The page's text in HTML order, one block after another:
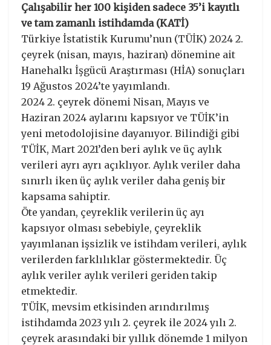
Çalışabilir her 100 kişiden sadece 35’i kayıtlı
ve tam zamanlı istihdamda (KATİ)
Türkiye İstatistik Kurumu’nun (TÜİK) 2024 2.
çeyrek (nisan, mayıs, haziran) dönemine ait
Hanehalkı İşgücü Araştırması (HİA) sonuçları
19 Ağustos 2024’te yayımlandı.
2024 2. çeyrek dönemi Nisan, Mayıs ve
Haziran 2024 aylarını kapsıyor ve TÜİK’in
yeni metodolojisine dayanıyor. Bilindiği gibi
TÜİK, Mart 2021’den beri aylık ve üç aylık
verileri ayrı ayrı açıklıyor. Aylık veriler daha
sınırlı iken üç aylık veriler daha geniş bir
kapsama sahiptir.
Öte yandan, çeyreklik verilerin üç ayı
kapsıyor olması sebebiyle, çeyreklik
yayımlanan işsizlik ve istihdam verileri, aylık
verilerden farklılıklar göstermektedir. Üç
aylık veriler aylık verileri geriden takip
etmektedir.
TÜİK, mevsim etkisinden arındırılmış
istihdamda 2023 yılı 2. çeyrek ile 2024 yılı 2.
çeyrek arasındaki bir yıllık dönemde 1 milyon